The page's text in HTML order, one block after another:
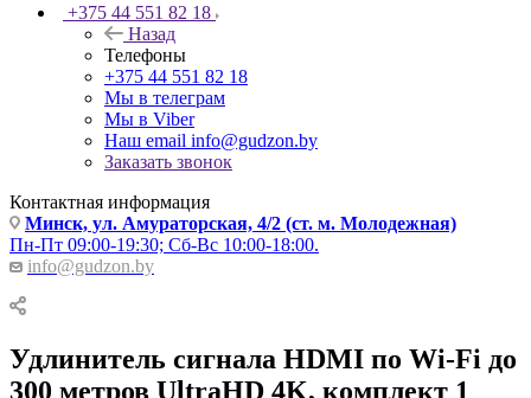
+375 44 551 82 18
Назад
Телефоны
+375 44 551 82 18
Мы в телеграм
Мы в Viber
Наш email info@gudzon.by
Заказать звонок
Контактная информация
Минск, ул. Амураторская, 4/2 (ст. м. Молодежная)
Пн-Пт 09:00-19:30; Сб-Вс 10:00-18:00.
info@gudzon.by
Удлинитель сигнала HDMI по Wi-Fi до
300 метров UltraHD 4K, комплект 1